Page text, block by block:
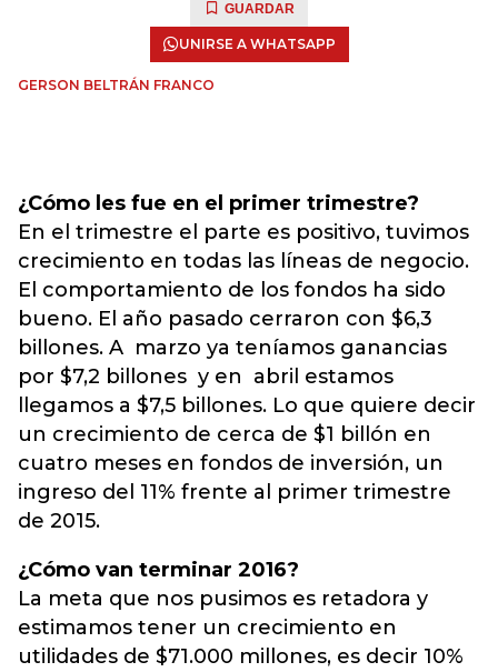
GUARDAR
UNIRSE A WHATSAPP
GERSON BELTRÁN FRANCO
¿Cómo les fue en el primer trimestre?
En el trimestre el parte es positivo, tuvimos
crecimiento en todas las líneas de negocio.
El comportamiento de los fondos ha sido
bueno. El año pasado cerraron con $6,3
billones. A marzo ya teníamos ganancias
por $7,2 billones y en abril estamos
llegamos a $7,5 billones. Lo que quiere decir
un crecimiento de cerca de $1 billón en
cuatro meses en fondos de inversión, un
ingreso del 11% frente al primer trimestre
de 2015.
¿Cómo van terminar 2016?
La meta que nos pusimos es retadora y
estimamos tener un crecimiento en
utilidades de $71.000 millones, es decir 10%